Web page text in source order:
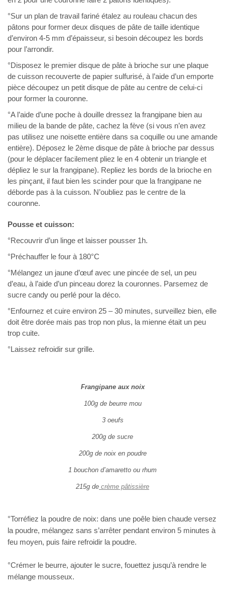
°Sur un plan de travail fariné étalez au rouleau chacun des
pâtons pour former deux disques de pâte de taille identique
d’environ 4-5 mm d’épaisseur, si besoin découpez les bords
pour l’arrondir.
°Disposez le premier disque de pâte à brioche sur une plaque
de cuisson recouverte de papier sulfurisé, à l’aide d’un emporte
pièce découpez un petit disque de pâte au centre de celui-ci
pour former la couronne.
°A l’aide d’une poche à douille dressez la frangipane bien au
milieu de la bande de pâte, cachez la fève (si vous n’en avez
pas utilisez une noisette entière dans sa coquille ou une amande
entière). Déposez le 2ème disque de pâte à brioche par dessus
(pour le déplacer facilement pliez le en 4 obtenir un triangle et
dépliez le sur la frangipane). Repliez les bords de la brioche en
les pinçant, il faut bien les scinder pour que la frangipane ne
déborde pas à la cuisson. N’oubliez pas le centre de la
couronne.
Pousse et cuisson:
°Recouvrir d’un linge et laisser pousser 1h.
°Préchauffer le four à 180°C
°Mélangez un jaune d’œuf avec une pincée de sel, un peu
d’eau, à l’aide d’un pinceau dorez la couronnes. Parsemez de
sucre candy ou perlé pour la déco.
°Enfournez et cuire environ 25 – 30 minutes, surveillez bien, elle
doit être dorée mais pas trop non plus, la mienne était un peu
trop cuite.
°Laissez refroidir sur grille.
Frangipane aux noix
100g de beurre mou
3 oeufs
200g de sucre
200g de noix en poudre
1 bouchon d’amaretto ou rhum
215g de crème pâtissière
°Torréfiez la poudre de noix: dans une poêle bien chaude versez
la poudre, mélangez sans s’arrêter pendant environ 5 minutes à
feu moyen, puis faire refroidir la poudre.
°Crémer le beurre, ajouter le sucre, fouettez jusqu’à rendre le
mélange mousseux.